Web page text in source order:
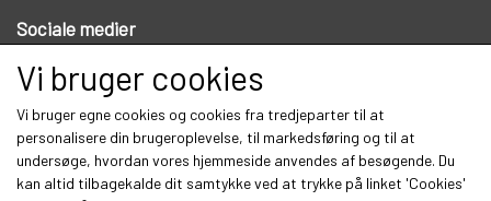
LIMITED EDITION VARER
Sociale medier
Modtag vores nyhedsbrev via e-mail
Tilmeld
Vi bruger cookies
Vi bruger egne cookies og cookies fra tredjeparter til at
personalisere din brugeroplevelse, til markedsføring og til at
undersøge, hvordan vores hjemmeside anvendes af besøgende. Du
kan altid tilbagekalde dit samtykke ved at trykke på linket 'Cookies'